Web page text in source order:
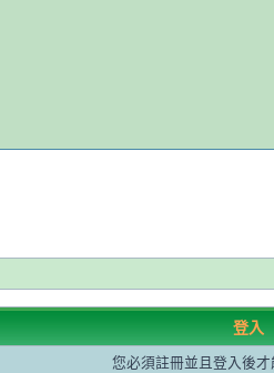
登入
您必須註冊並且登入後才